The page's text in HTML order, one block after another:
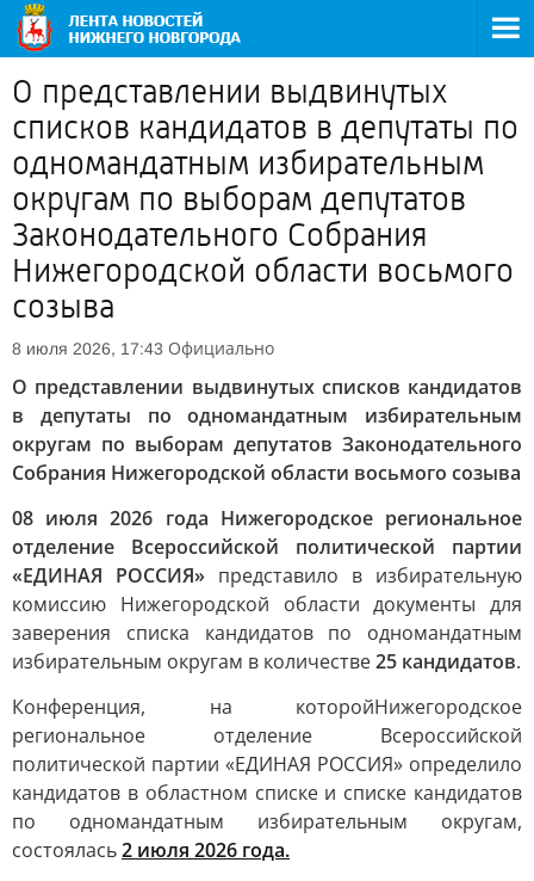
О представлении выдвинутых
списков кандидатов в депутаты по
одномандатным избирательным
округам по выборам депутатов
Законодательного Собрания
Нижегородской области восьмого
созыва
8 июля 2026, 17:43 Официально
О представлении выдвинутых списков кандидатов
в депутаты по одномандатным избирательным
округам по выборам депутатов Законодательного
Собрания Нижегородской области восьмого созыва
08 июля 2026 года Нижегородское региональное
отделение Всероссийской политической партии
«ЕДИНАЯ РОССИЯ» представило в избирательную
комиссию Нижегородской области документы для
заверения списка кандидатов по одномандатным
избирательным округам в количестве25 кандидатов.
Конференция, на которойНижегородское
региональное отделение Всероссийской
политической партии «ЕДИНАЯ РОССИЯ» определило
кандидатов в областном списке и списке кандидатов
по одномандатным избирательным округам,
состоялась2 июля 2026 года.